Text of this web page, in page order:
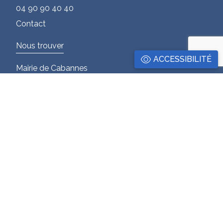
04 90 90 40 40
Contact
Nous trouver
Mairie de Cabannes
ACCESSIBILITÉ